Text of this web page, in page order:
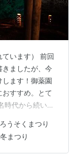
ています） 前回
ましたが、今
ます！御薬園
すすめ。とて
時代から続いた
ルなライトア
で撮ることで
機材紹介 会津絵
うそくまつり
冬まつり